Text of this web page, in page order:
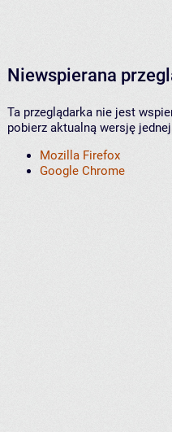
Niewspierana
Ta przeglądarka nie jest
pobierz aktualną wersję
Mozilla Firefox
Google Chrome